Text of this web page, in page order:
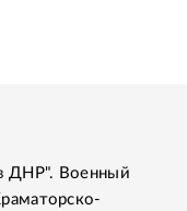
ДНР". Военный